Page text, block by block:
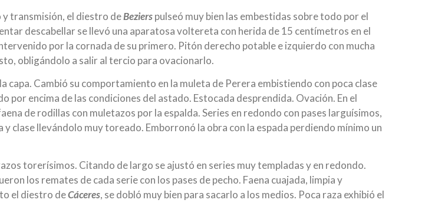
y transmisión, el diestro deBezierspulseó muy bien las embestidas sobre todo por el
descabellar se llevó una aparatosa voltereta con herida de 15 centímetros en el
por la cornada de su primero. Pitón derecho potable e izquierdo con mucha
obligándolo a salir al tercio para ovacionarlo.
capa. Cambió su comportamiento en la muleta de Perera embistiendo con poca clase
por encima de las condiciones del astado. Estocada desprendida. Ovación. En el
de rodillas con muletazos por la espalda. Series en redondo con pases larguísimos,
clase llevándolo muy toreado. Emborronó la obra con la espada perdiendo mínimo un
torerísimos. Citando de largo se ajustó en series muy templadas y en redondo.
los remates de cada serie con los pases de pecho. Faena cuajada, limpia y
el diestro deCáceres, se dobló muy bien para sacarlo a los medios. Poca raza exhibió el